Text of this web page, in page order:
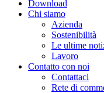
Download
Chi siamo
Azienda
Sostenibilità
Le ultime
Lavoro
Contatto con noi
Contattaci
Rete di